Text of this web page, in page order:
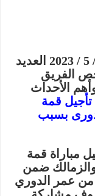
شهد النادي الأهلي اليوم الأحد 21 / 5 / 2023 العديد
الفريق
الأحداث
تأجيل قمة
فى الجولة 31 للدورى بسبب
مباراة قمة
والزمالك ضمن
من عمر الدوري